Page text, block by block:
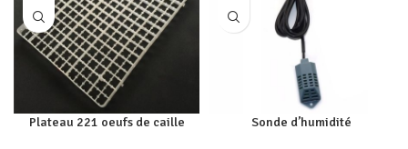
Plateau 221 oeufs de caille Sonde d’humidité